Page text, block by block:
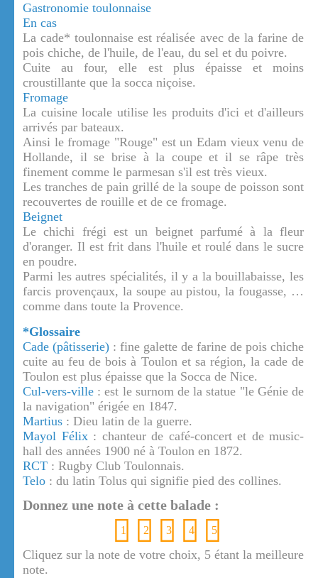
Gastronomie toulonnaise
En cas
La cade* toulonnaise est réalisée avec de la farine de
pois chiche, de l'huile, de l'eau, du sel et du poivre.
Cuite au four, elle est plus épaisse et moins
croustillante que la socca niçoise.
Fromage
La cuisine locale utilise les produits d'ici et d'ailleurs
arrivés par bateaux.
Ainsi le fromage "Rouge" est un Edam vieux venu de
Hollande, il se brise à la coupe et il se râpe très
finement comme le parmesan s'il est très vieux.
Les tranches de pain grillé de la soupe de poisson sont
recouvertes de rouille et de ce fromage.
Beignet
Le chichi frégi est un beignet parfumé à la fleur
d'oranger. Il est frit dans l'huile et roulé dans le sucre
en poudre.
Parmi les autres spécialités, il y a la bouillabaisse, les
farcis provençaux, la soupe au pistou, la fougasse, …
comme dans toute la Provence.
*Glossaire
Cade (pâtisserie) : fine galette de farine de pois chiche
cuite au feu de bois à Toulon et sa région, la cade de
Toulon est plus épaisse que la Socca de Nice.
Cul-vers-ville : est le surnom de la statue "le Génie de
la navigation" érigée en 1847.
Martius : Dieu latin de la guerre.
Mayol Félix: chanteur de café-concert et de music-
hall des années 1900 né à Toulon en 1872.
RCT : Rugby Club Toulonnais.
Telo : du latin Tolus qui signifie pied des collines.
Donnez une note à cette balade :
1 2 3 4 5
Cliquez sur la note de votre choix, 5 étant la meilleure
note.